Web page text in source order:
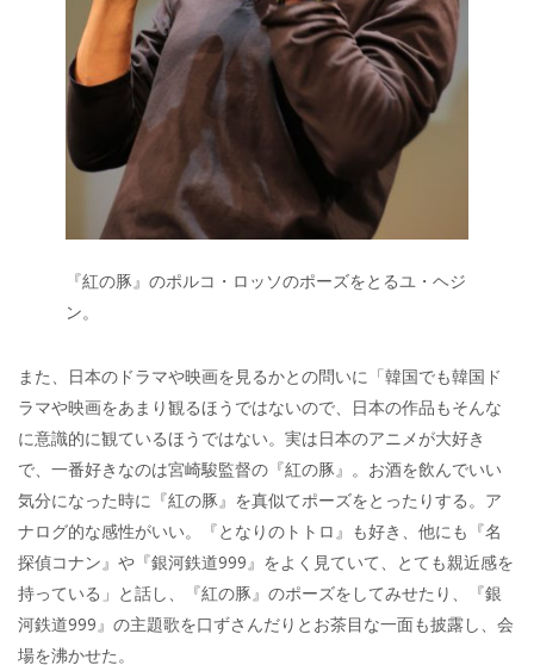
『紅の豚』のポルコ・ロッソのポーズをとるユ・ヘジ
ン。
また、日本のドラマや映画を見るかとの問いに「韓国でも韓国ド
ラマや映画をあまり観るほうではないので、日本の作品もそんな
に意識的に観ているほうではない。実は日本のアニメが大好き
で、一番好きなのは宮崎駿監督の『紅の豚』。お酒を飲んでいい
気分になった時に『紅の豚』を真似てポーズをとったりする。ア
ナログ的な感性がいい。『となりのトトロ』も好き、他にも『名
探偵コナン』や『銀河鉄道999』をよく見ていて、とても親近感を
持っている」と話し、『紅の豚』のポーズをしてみせたり、『銀
河鉄道999』の主題歌を口ずさんだりとお茶目な一面も披露し、会
場を沸かせた。